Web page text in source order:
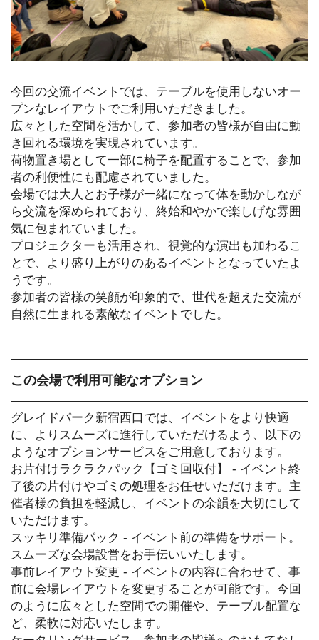
今回の交流イベントでは、テーブルを使用しないオー
プンなレイアウトでご利用いただきました。
広々とした空間を活かして、参加者の皆様が自由に動
き回れる環境を実現されています。
荷物置き場として一部に椅子を配置することで、参加
者の利便性にも配慮されていました。
会場では大人とお子様が一緒になって体を動かしなが
ら交流を深められており、終始和やかで楽しげな雰囲
気に包まれていました。
プロジェクターも活用され、視覚的な演出も加わるこ
とで、より盛り上がりのあるイベントとなっていたよ
うです。
参加者の皆様の笑顔が印象的で、世代を超えた交流が
自然に生まれる素敵なイベントでした。
この会場で利用可能なオプション
グレイドパーク新宿西口では、イベントをより快適
に、よりスムーズに進行していただけるよう、以下の
ようなオプションサービスをご用意しております。
お片付けラクラクパック【ゴミ回収付】 - イベント終
了後の片付けやゴミの処理をお任せいただけます。主
催者様の負担を軽減し、イベントの余韻を大切にして
いただけます。
スッキリ準備パック - イベント前の準備をサポート。
スムーズな会場設営をお手伝いいたします。
事前レイアウト変更 - イベントの内容に合わせて、事
前に会場レイアウトを変更することが可能です。今回
のように広々とした空間での開催や、テーブル配置な
ど、柔軟に対応いたします。